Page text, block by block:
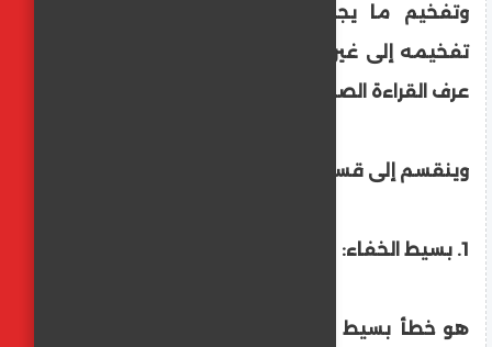
وتفخيم ما يجب ترقيقه وترقيق ما يجب
تفخيمه إلى غير ذلك من الأخطاء التي تخالف
عرف القراءة الصحيحة.
وينقسم إلى قسمين:
1. بسيط الخفاء:
هو خطأ بسيط يعرفه عامة القراء مثل قصر